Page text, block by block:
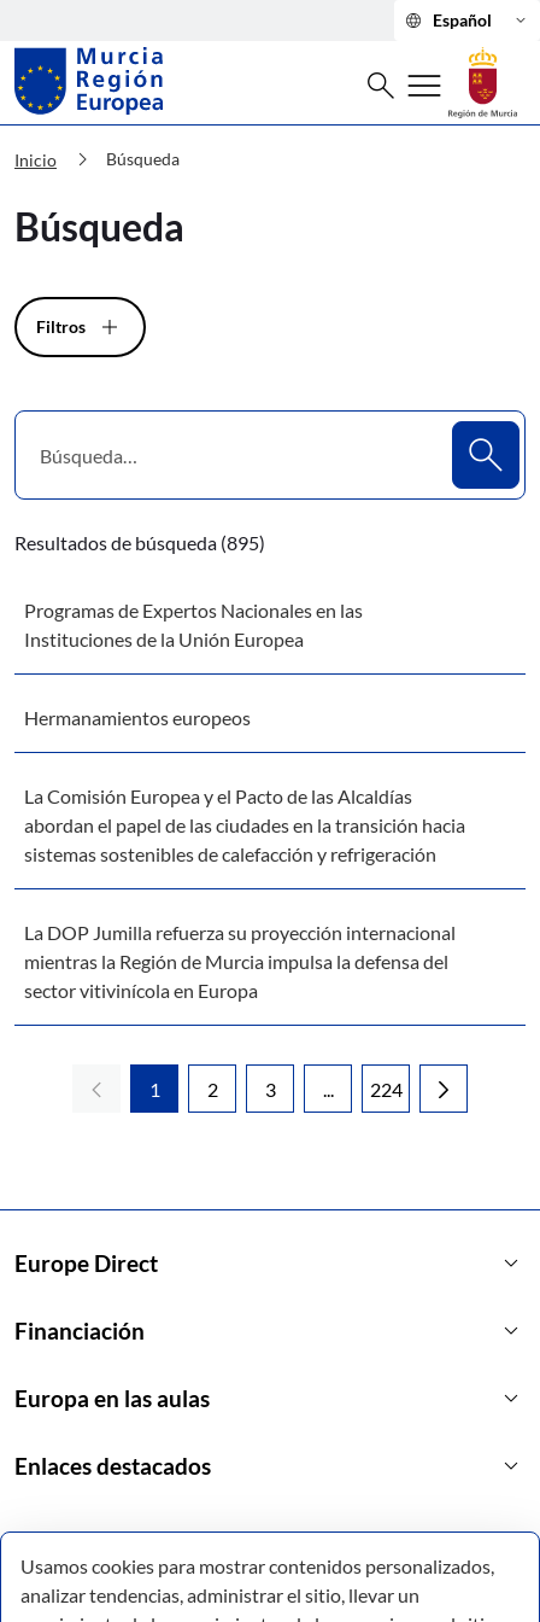
language Español keyboard_arrow_down
Murcia Región Europea Búsqueda
Buscar
search menu
Inicio chevron_right Búsqueda
Búsqueda
Filtros
Resultados de búsqueda (895)
Programas de Expertos Nacionales en las
Instituciones de la Unión Europea
Hermanamientos europeos
La Comisión Europea y el Pacto de las Alcaldías
abordan el papel de las ciudades en la transición hacia
sistemas sostenibles de calefacción y refrigeración
La DOP Jumilla refuerza su proyección internacional
mientras la Región de Murcia impulsa la defensa del
sector vitivinícola en Europa
Página
1
Página
2
Página
3
Páginas intermedias Use
Página
224
Europe Direct keyboard_arrow_down
Financiación keyboard_arrow_down
Europa en las aulas keyboard_arrow_down
Enlaces destacados keyboard_arrow_down
Usamos cookies para mostrar contenidos personalizados,
analizar tendencias, administrar el sitio, llevar un